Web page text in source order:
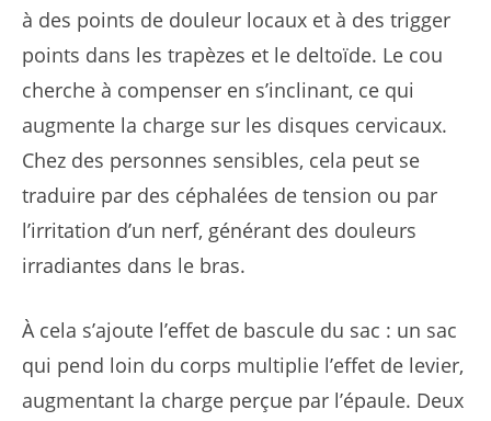
à des points de douleur locaux et à des trigger
points dans les trapèzes et le deltoïde. Le cou
cherche à compenser en s’inclinant, ce qui
augmente la charge sur les disques cervicaux.
Chez des personnes sensibles, cela peut se
traduire par des céphalées de tension ou par
l’irritation d’un nerf, générant des douleurs
irradiantes dans le bras.
À cela s’ajoute l’effet de bascule du sac : un sac
qui pend loin du corps multiplie l’effet de levier,
augmentant la charge perçue par l’épaule. Deux